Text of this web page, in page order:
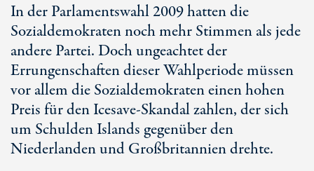
In der Parlamentswahl 2009 hatten die
Sozialdemokraten noch mehr Stimmen als jede
andere Partei. Doch ungeachtet der
Errungenschaften dieser Wahlperiode müssen
vor allem die Sozialdemokraten einen hohen
Preis für den Icesave-Skandal zahlen, der sich
um Schulden Islands gegenüber den
Niederlanden und Großbritannien drehte.